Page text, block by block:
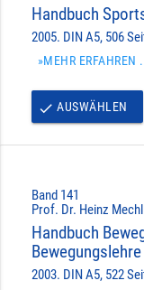
Handbuch
2005. DIN A5, 506
»MEHR ERFAHREN
done AUSWÄHLEN
Band 141
Prof. Dr. Heinz
Handbuch
Bewegungslehre
2003. DIN A5, 522